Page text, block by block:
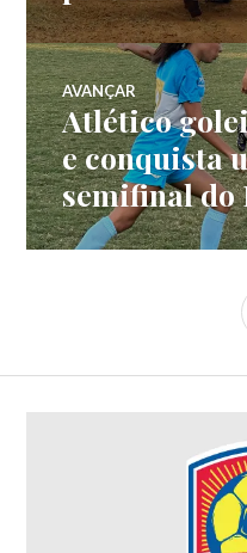
AVANÇAR
Atlético
e conquista
semifinal do